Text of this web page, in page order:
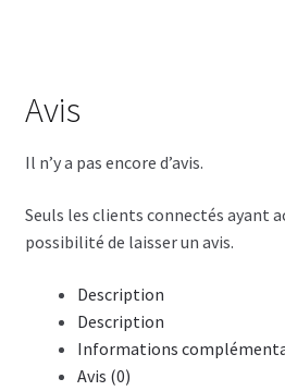
Avis
Il n’y a pas encore d’avis.
Seuls les clients connectés ayant
possibilité de laisser un avis.
Description
Description
Informations
Avis (0)